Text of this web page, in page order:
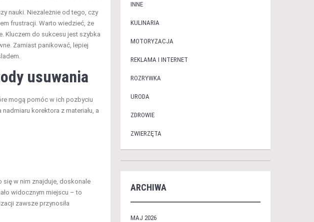
nauki. Niezależnie od tego, czy
frustracji. Warto wiedzieć, że
Kluczem do sukcesu jest szybka
Zamiast panikować, lepiej
usuwania
mogą pomóc w ich pozbyciu
korektora z materiału, a
w nim znajduje, doskonale
widocznym miejscu – to
zawsze przynosiła
INNE
KULINARIA
MOTORYZACJA
REKLAMA I INTERNET
ROZRYWKA
URODA
ZDROWIE
ZWIERZĘTA
ARCHIWA
MAJ 2026